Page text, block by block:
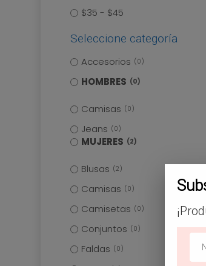
$35 - $45
Seleccione categoría
Accesorios 0
HOMBRES 0
Camisas 0
Jeans 0
MUJERES 2
Blusas 2
Camisas 0
Camisetas 0
Conjuntos 0
Faldas 0